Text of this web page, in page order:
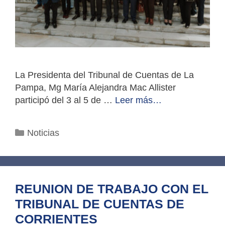
La Presidenta del Tribunal de Cuentas de La
Pampa, Mg María Alejandra Mac Allister
participó del 3 al 5 de … Leer más…
Categorías
Noticias
REUNION DE TRABAJO CON EL
TRIBUNAL DE CUENTAS DE
CORRIENTES